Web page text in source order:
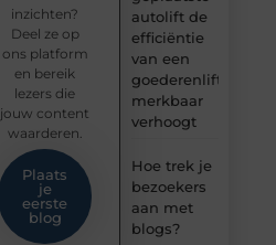
autolift de
efficiëntie
van een
goederenlift
merkbaar
verhoogt
Hoe trek je
bezoekers
aan met
blogs?
inzichten?
Deel ze op
ons platform
en bereik
lezers die
jouw content
waarderen.
Plaats
je
eerste
blog